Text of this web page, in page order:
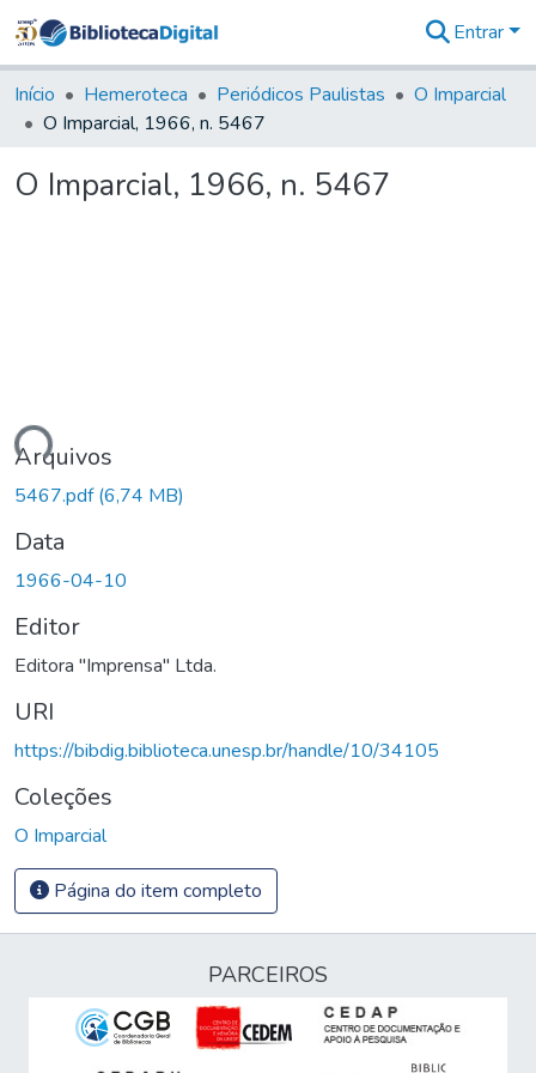
&
Coleções
Tudo na
Digital
Entrar
Início Hemeroteca Periódicos Paulistas
O Imparcial
O Imparcial, 1966, n. 5467
O Imparcial, 1966, n. 5467
Arquivos
5467.pdf(6,74 MB)
Data
1966-04-10
Editor
Editora "Imprensa" Ltda.
URI
https://bibdig.biblioteca.unesp.br/handle/10/34105
Coleções
O Imparcial
Página do item completo
PARCEIROS